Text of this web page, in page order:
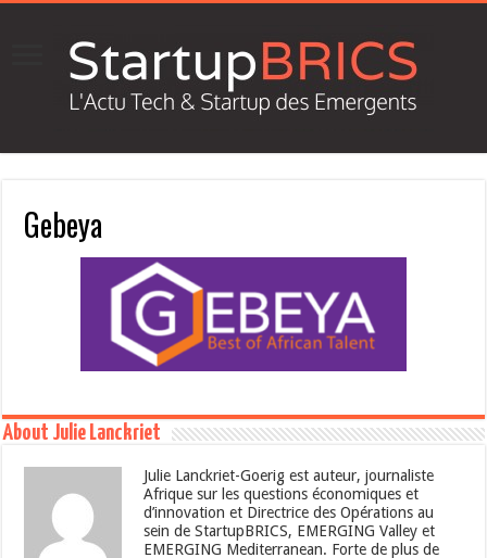
Gebeya
About Julie Lanckriet
Julie Lanckriet-Goerig est auteur, journaliste
Afrique sur les questions économiques et
d’innovation et Directrice des Opérations au
sein de StartupBRICS, EMERGING Valley et
EMERGING Mediterranean. Forte de plus de